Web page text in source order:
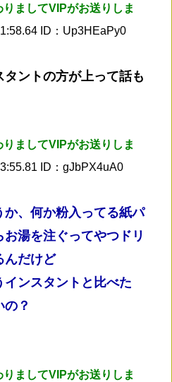
ましてVIPがお送りしま
ID：Up3HEaPy0
ントの方が上って話も
ましてVIPがお送りしま
ID：gJbPX4uA0
か、何か粉入ってる紙パ
湯を注ぐってやつドリ
んだけど
ンスタントと比べた
の？
ましてVIPがお送りしま